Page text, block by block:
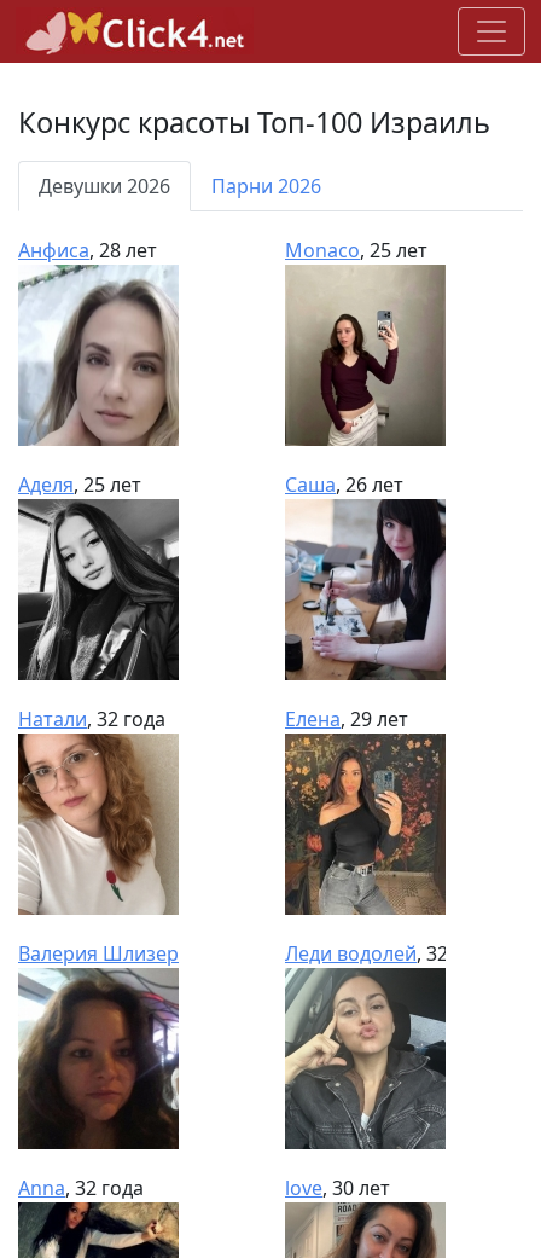
Конкурс красоты Топ-100 Израиль
Девушки 2026 Парни 2026
Анфиса, 28 лет Monaco, 25 лет
Аделя, 25 лет Саша, 26 лет
Натали, 32 года Елена, 29 лет
Валерия Шлизерман , 34 годаЛеди водолей, 32 года
Anna, 32 года love, 30 лет